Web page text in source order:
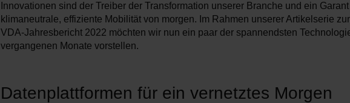
Innovationen sind der Treiber der Transformation unserer Branche und ein Garant
klimaneutrale, effiziente Mobilität von morgen. Im Rahmen unserer Artikelserie
VDA-Jahresbericht 2022 möchten wir nun ein paar der spannendsten
vergangenen Monate vorstellen.
Datenplattformen für ein vernetztes Morgen